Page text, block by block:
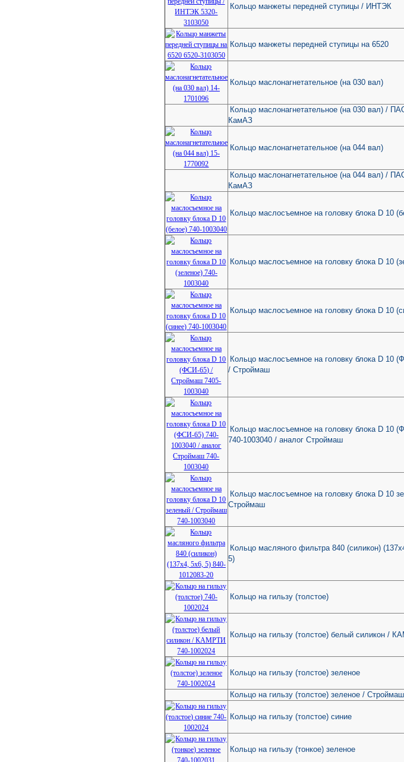
Кольцо манжеты передней ступицы / ИНТЭК
Кольцо манжеты передней ступицы на 6520
Кольцо маслонагнетательное (на 030 вал)
Кольцо маслонагнетательное (на 030 вал) /
КамАЗ
Кольцо маслонагнетательное (на 044 вал)
Кольцо маслонагнетательное (на 044 вал) /
КамАЗ
Кольцо маслосъемное на головку блока D 10
Кольцо маслосъемное на головку блока D 10
Кольцо маслосъемное на головку блока D 10
Кольцо маслосъемное на головку блока D 10
/ Строймаш
Кольцо маслосъемное на головку блока D 10
740-1003040 / аналог Строймаш
Кольцо маслосъемное на головку блока D 10
Строймаш
Кольцо масляного фильтра 840 (силикон)
5)
Кольцо на гильзу (толстое)
Кольцо на гильзу (толстое) белый силикон /
Кольцо на гильзу (толстое) зеленое
Кольцо на гильзу (толстое) зеленое / Строймаш
Кольцо на гильзу (толстое) синие
Кольцо на гильзу (тонкое) зеленое